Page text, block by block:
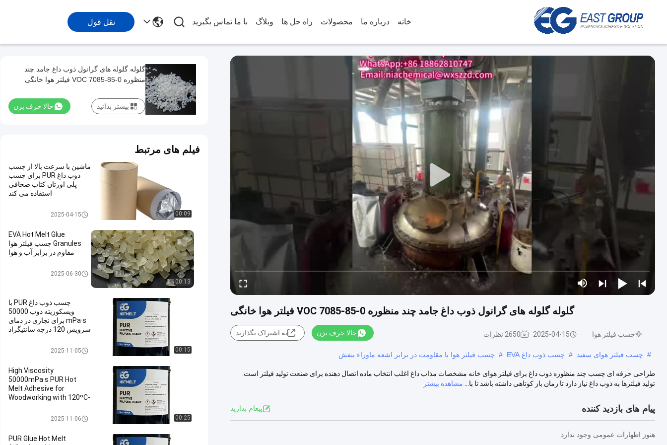
خانه درباره ما محصولات راه حل ها وبلاگ با ما تماس بگیرید نقل قول
گلوله گلوله های گرانول ذوب داغ جامد چند منظوره VOC 7085-85-0 فیلتر هوا خانگی
چسب فیلتر هوا 2025-04-15 2650 نظرات حالا حرف بزن به اشتراک بگذارید
# چسب فیلتر هوای سفید # چسب ذوب داغ EVA # چسب فیلتر هوا با مقاومت در برابر اشعه ماوراء بنفش
طراحی حرفه ای چسب چند منظوره ذوب داغ برای فیلتر هوای خانه مشخصات مذاب داغ اغلب انتخاب ماده اتصال دهنده برای صنعت تولید فیلتر است.
تولید فیلترها به ذوب داغ نیاز دارد تا زمان باز کوتاهی داشته باشد تا با...
مشاهده بیشتر
پیام های بازدید کننده پيغام بذاريد
هنوز اظهارات عمومی وجود ندارد
گلوله گلوله های گرانول ذوب داغ جامد چند
منظوره VOC 7085-85-0 فیلتر هوا خانگی
حالا حرف بزن بیشتر بدانید
فیلم های مرتبط
00:09
ماشین با سرعت بالا از چسب
ذوب داغ PUR برای چسب
پلی اورتان کتاب صحافی
استفاده می کند
چسب داغ صحافی2025-04-15
00:13
EVA Hot Melt Glue
Granules چسب فیلتر هوا
مقاوم در برابر آب و هوا
2025-06-30
00:15
چسب ذوب داغ PUR با
ویسکوزیته ذوب 50000
mPa·s برای نجاری در دمای
سرویس 120 درجه سانتیگراد
چسب حرارتی نجاری2025-11-05
00:25
High Viscosity
50000mPa·s PUR Hot
Melt Adhesive for
Woodworking with 120ºC-
Temperature and 78 ± 5
چسب حرارتی نجاری2025-11-06
PUR Glue Hot Melt